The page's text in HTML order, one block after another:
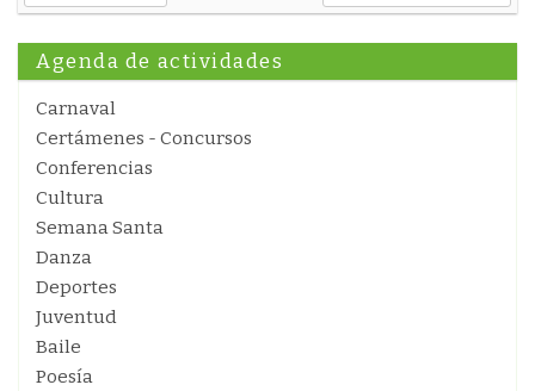
Agenda de actividades
Carnaval
Certámenes - Concursos
Conferencias
Cultura
Semana Santa
Danza
Deportes
Juventud
Baile
Poesía